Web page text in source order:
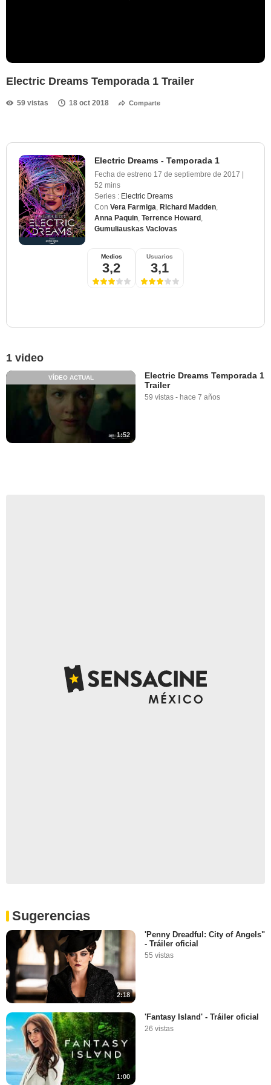
Electric Dreams Temporada 1 Trailer
59 vistas 18 oct 2018 Comparte
Electric Dreams - Temporada 1
Fecha de estreno 17 de septiembre de 2017 |
52 mins
Series : Electric Dreams
Con Vera Farmiga Richard Madden
Anna Paquin Terrence Howard
Gumuliauskas Vaclovas
Medios
3,2
Usuarios
3,1
1 video
1:52
VÍDEO ACTUAL
Electric Dreams Temporada 1
Trailer
59 vistas - hace 7 años
Sugerencias
2:18
'Penny Dreadful: City of Angels"
- Tráiler oficial
55 vistas
1:00
'Fantasy Island' - Tráiler oficial
26 vistas